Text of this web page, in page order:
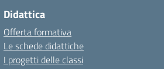
Didattica
Offerta formativa
Le schede didattiche
I progetti delle classi